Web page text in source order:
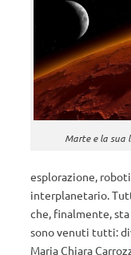
Marte e la sua
esplorazione,
interplanetario.
che, finalmente,
sono venuti tutti:
Maria Chiara